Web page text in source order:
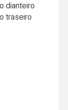
dianteiro
traseiro